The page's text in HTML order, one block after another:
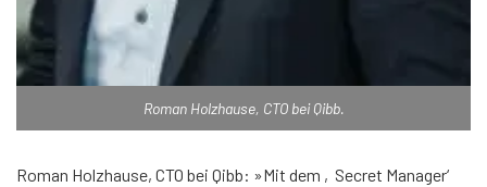
Roman Holzhause, CTO bei Qibb.
Roman Holzhause, CTO bei Qibb: »Mit dem ‚Secret Manager‘